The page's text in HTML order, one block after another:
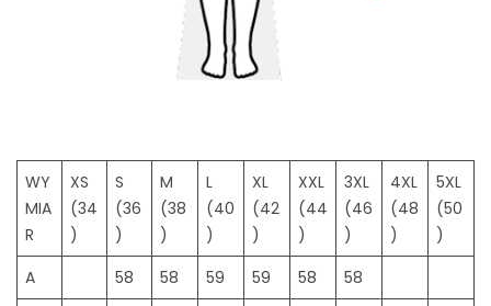
WY
MIA
R
XS
(34
)
S
(36
)
M
(38
)
L
(40
)
XL
(42
)
XXL
(44
)
3XL
(46
)
4XL
(48
)
5XL
(50
)
A
58 58 59 59 58
58